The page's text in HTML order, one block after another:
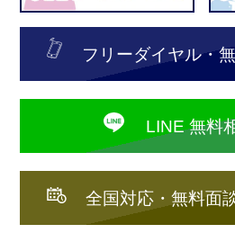
フリーダイヤル・
LINE 無料
全国対応・無料面